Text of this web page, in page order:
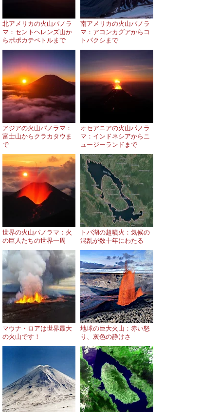
北アメリカの火山パノラ
マ：セントヘレンズ山か
らポポカテペトルまで
南アメリカの火山パノラ
マ：アコンカグアからコ
トパクシまで
アジアの火山パノラマ：
富士山からクラカタウま
で
オセアニアの火山パノラ
マ：インドネシアからニ
ュージーランドまで
世界の火山パノラマ：火
の巨人たちの世界一周
トバ湖の超噴火：気候の
混乱が数十年にわたる
マウナ・ロアは世界最大
の火山です！
地球の巨大火山：赤い怒
り、灰色の静けさ